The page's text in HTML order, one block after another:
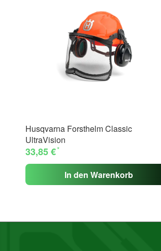
Husqvarna Forsthelm Classic
UltraVision
33,85 €*
In den Warenkorb